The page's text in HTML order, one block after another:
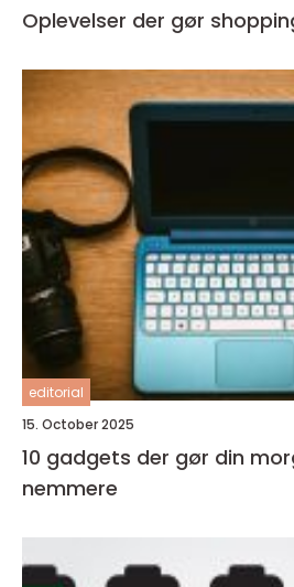
Oplevelser der gør
editorial
15. October 2025
10 gadgets der gør din
nemmere